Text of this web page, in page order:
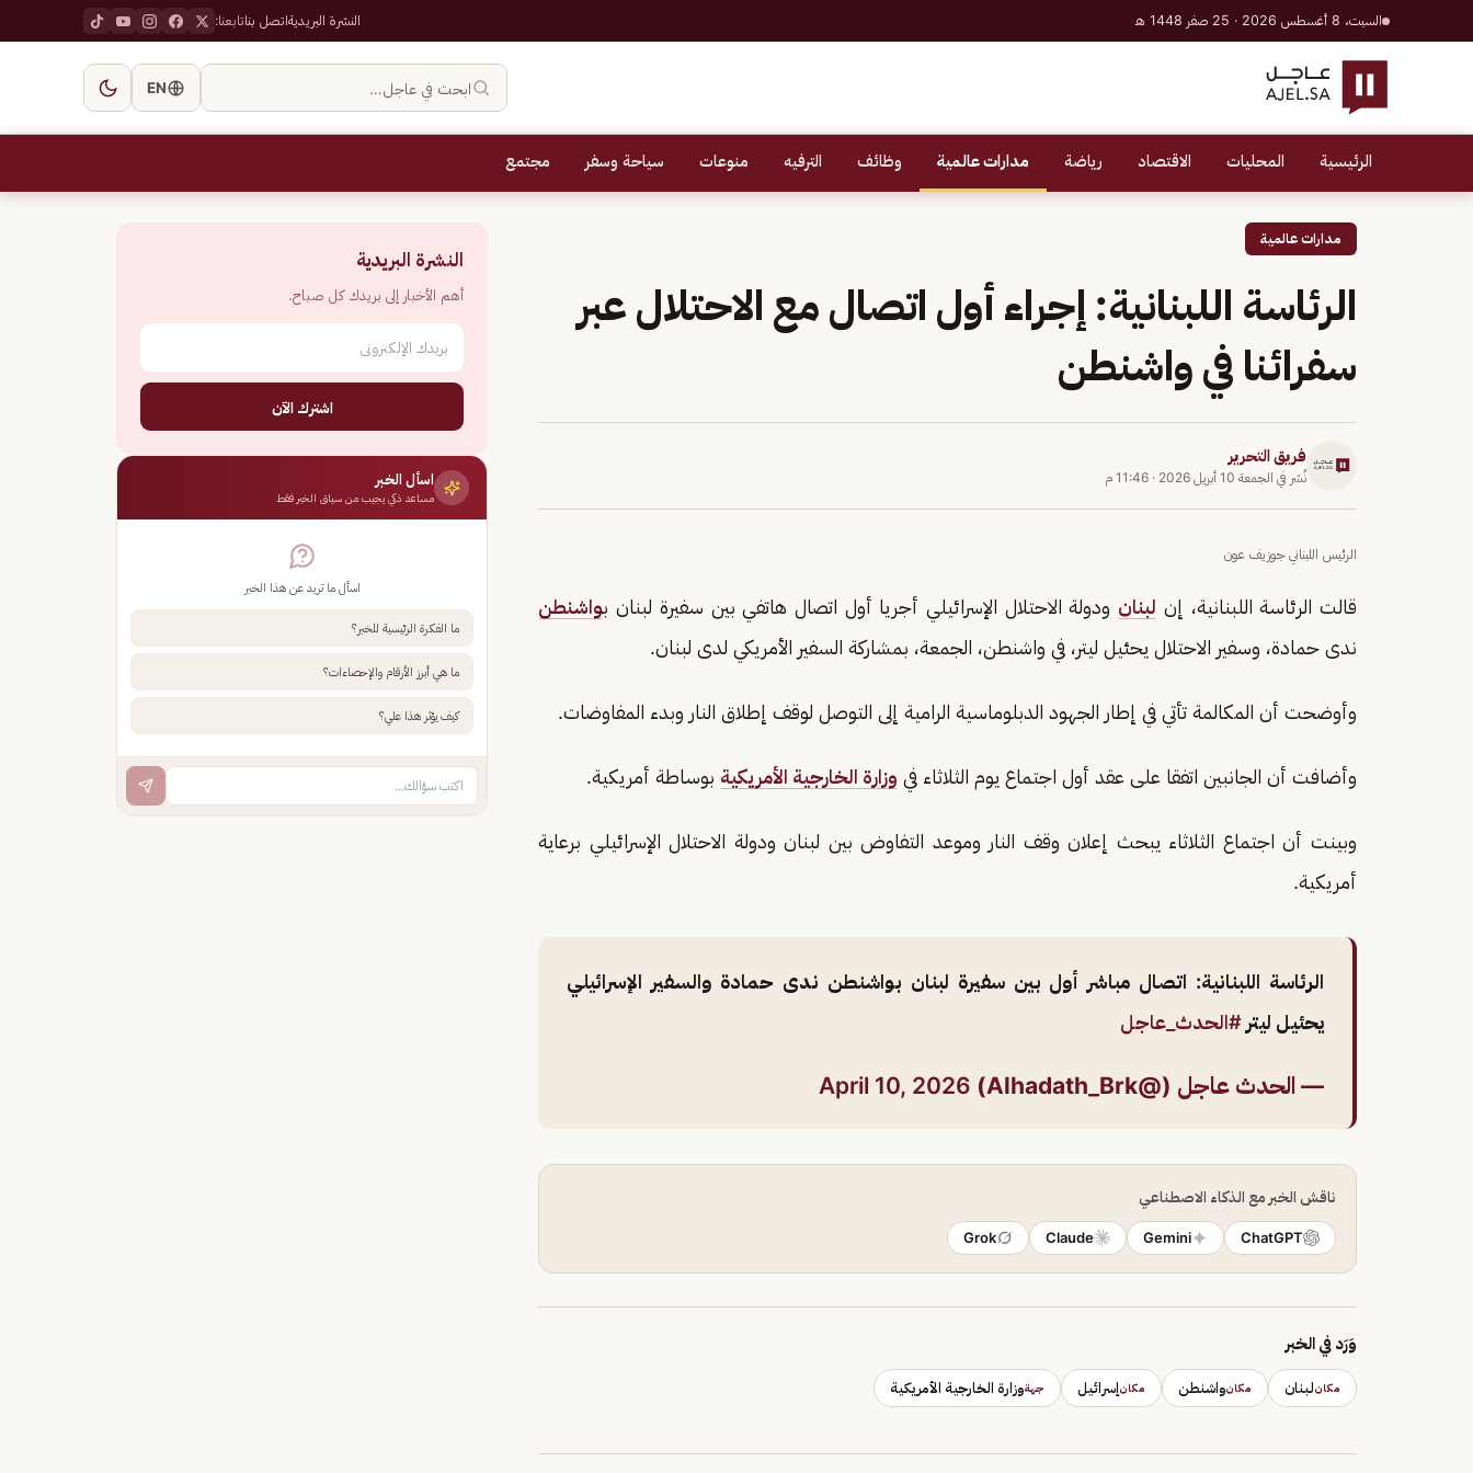
السبت، 8 أغسطس 2026 · 25 صفر 1448 هـ النشرة البريديةاتصل بناتابعنا:
ابحث في عاجل… EN
الرئيسية المحليات الاقتصاد رياضة مدارات عالمية وظائف الترفيه منوعات سياحة وسفر مجتمع
مدارات عالمية
الرئاسة اللبنانية: إجراء أول اتصال مع الاحتلال عبر
سفرائنا في واشنطن
فريق التحرير
نُشر في الجمعة 10 أبريل 2026 · 11:46 م
الرئيس اللبناني جوزيف عون
قالت الرئاسة اللبنانية، إن لبنان ودولة الاحتلال الإسرائيلي أجريا أول اتصال هاتفي بين سفيرة لبنان بواشنطن
ندى حمادة، وسفير الاحتلال يحئيل ليتر، في واشنطن، الجمعة، بمشاركة السفير الأمريكي لدى لبنان.
وأوضحت أن المكالمة تأتي في إطار الجهود الدبلوماسية الرامية إلى التوصل لوقف إطلاق النار وبدء المفاوضات.
وأضافت أن الجانبين اتفقا على عقد أول اجتماع يوم الثلاثاء في وزارة الخارجية الأمريكية بوساطة أمريكية.
وبينت أن اجتماع الثلاثاء يبحث إعلان وقف النار وموعد التفاوض بين لبنان ودولة الاحتلال الإسرائيلي برعاية
أمريكية.
الرئاسة اللبنانية: اتصال مباشر أول بين سفيرة لبنان بواشنطن ندى حمادة والسفير الإسرائيلي
يحئيل ليتر #الحدث_عاجل
— الحدث عاجل (@Alhadath_Brk) April 10, 2026
ناقش الخبر مع الذكاء الاصطناعي
ChatGPT
Gemini
Claude
Grok
وَرَد في الخبر
مكانلبنان مكانواشنطن مكانإسرائيل جهةوزارة الخارجية الأمريكية
النشرة البريدية
أهم الأخبار إلى بريدك كل صباح.
اشترك الآن
اسأل الخبر
مساعد ذكي يجيب من سياق الخبر فقط
اسأل ما تريد عن هذا الخبر
ما الفكرة الرئيسية للخبر؟
ما هي أبرز الأرقام والإحصاءات؟
كيف يؤثر هذا علي؟